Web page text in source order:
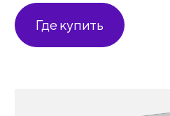
Где купить